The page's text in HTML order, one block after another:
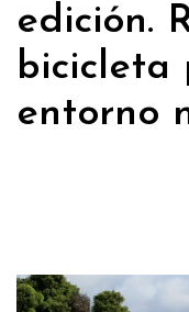
edición.
bicicleta
entorno